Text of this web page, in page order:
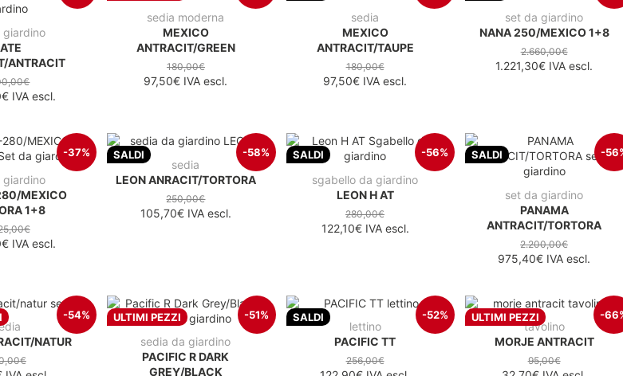
giardino
ANTRACIT
IVA escl.
sedia moderna
MEXICO
ANTRACIT/GREEN
180,00€
97,50€ IVA escl.
sedia
MEXICO
ANTRACIT/TAUPE
180,00€
97,50€ IVA escl.
set da giardino
NANA 250/MEXICO 1+8
2.660,00€
1.221,30€ IVA escl.
-37%
giardino
MEXICO
1+8
IVA escl.
SALDI -58%
sedia
LEON ANRACIT/TORTORA
250,00€
105,70€IVA escl.
SALDI -56%
sgabello da giardino
LEON H AT
280,00€
122,10€IVA escl.
SALDI -
set da giardino
PANAMA
ANTRACIT/TORTORA
2.200,00€
975,40€ IVA escl.
-54%
NATUR
ULTIMI PEZZI -51%
sedia da giardino
PACIFIC R DARK
GREY/BLACK
SALDI -52%
lettino
PACIFIC TT
256,00€
ULTIMI PEZZI -
tavolino
MORJE ANTRACIT
95,00€